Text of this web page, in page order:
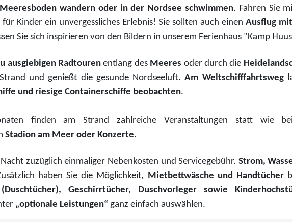
Meeresboden wandern oder in der Nordsee schwimmen. Fahren Sie
Kinder ein unvergessliches Erlebnis! Sie sollten auch einen Ausflug
Sie sich inspirieren von den Bildern in unserem Ferienhaus "Kamp
ausgiebigen Radtourenentlang des Meeres oder durch die
und genießt die gesunde Nordseeluft.Am Weltschifffahrtsweg
und riesige Containerschiffe beobachten.
finden am Strand zahlreiche Veranstaltungen statt wie
Stadion am Meer oder Konzerte.
zuzüglich einmaliger Nebenkosten und Servicegebühr. Strom,
haben Sie die Möglichkeit, Mietbettwäsche und Handtücher
Geschirrtücher, Duschvorleger sowie
„optionale Leistungen“ ganz einfach auswählen.